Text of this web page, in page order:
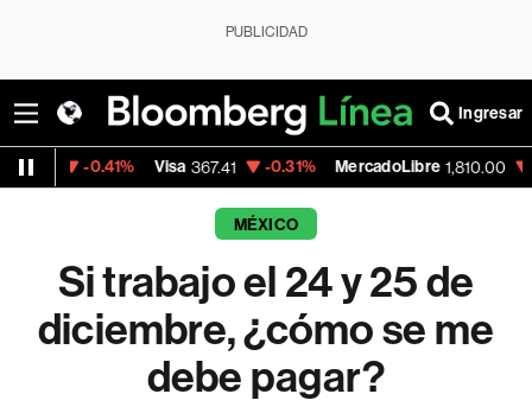
PUBLICIDAD
Ingresar
Visa 367.41 -0.31% MercadoLibre 1,810.00 -5.97%
MÉXICO
Si trabajo el 24 y 25 de
diciembre, ¿cómo se me
debe pagar?